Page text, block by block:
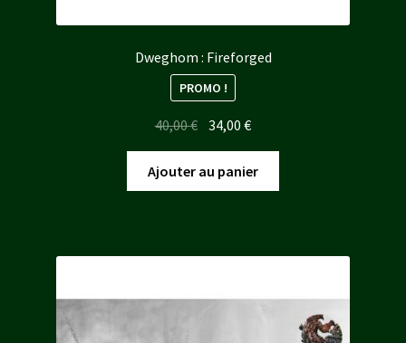
Dweghom : Fireforged
PROMO !
40,00€ Le
initial
était :
34,00€Le
actuel
est :
Ajouter au panier